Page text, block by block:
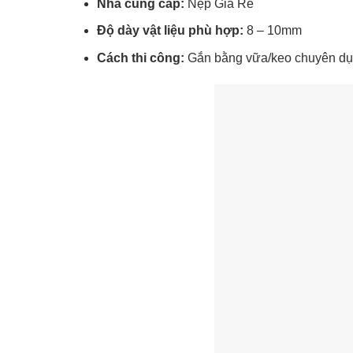
Nhà cung cấp: Nẹp Giá Rẻ
Độ dày vật liệu phù hợp: 8 – 10mm
Cách thi công: Gắn bằng vữa/keo chuyên